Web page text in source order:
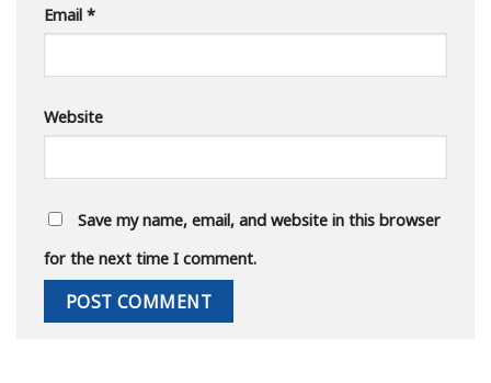
Email*
Website
Save my name, email, and website in this browser
for the next time I comment.